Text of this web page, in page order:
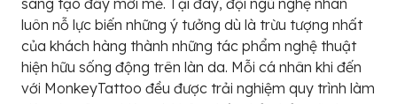
luôn nỗ lực biến những ý tưởng dù là trừu tượng nhất
của khách hàng thành những tác phẩm nghệ thuật
hiện hữu sống động trên làn da. Mỗi cá nhân khi đến
với MonkeyTattoo đều được trải nghiệm quy trình làm